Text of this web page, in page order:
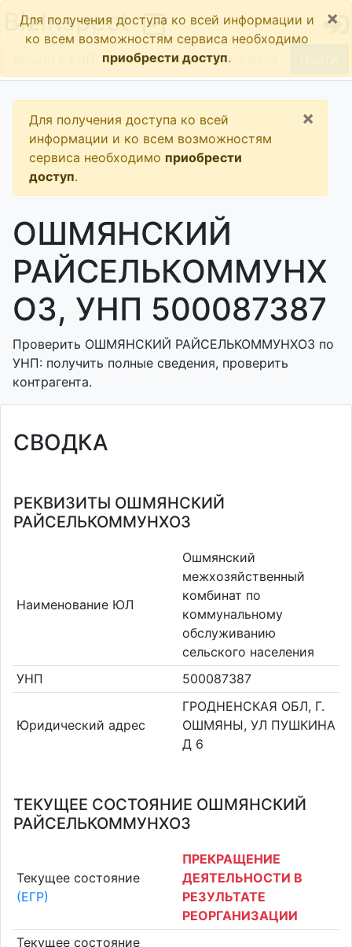
BizInspect
Для получения доступа ко всей информации и
ко всем возможностям сервиса необходимо
приобрести доступ.
×
Для получения доступа ко всей
информации и ко всем возможностям
сервиса необходимо приобрести
доступ.
×
ОШМЯНСКИЙ
РАЙСЕЛЬКОММУНХ
ОЗ, УНП 500087387
Проверить ОШМЯНСКИЙ РАЙСЕЛЬКОММУНХОЗ по
УНП: получить полные сведения, проверить
контрагента.
СВОДКА
РЕКВИЗИТЫ ОШМЯНСКИЙ
РАЙСЕЛЬКОММУНХОЗ
Наименование ЮЛ
Ошмянский
межхозяйственный
комбинат по
коммунальному
обслуживанию
сельского населения
УНП
500087387
Юридический адрес
ГРОДНЕНСКАЯ ОБЛ, Г.
ОШМЯНЫ, УЛ ПУШКИНА
Д 6
ТЕКУЩЕЕ СОСТОЯНИЕ ОШМЯНСКИЙ
РАЙСЕЛЬКОММУНХОЗ
Текущее состояние
(ЕГР)
ПРЕКРАЩЕНИЕ
ДЕЯТЕЛЬНОСТИ В
РЕЗУЛЬТАТЕ
РЕОРГАНИЗАЦИИ
Текущее состояние